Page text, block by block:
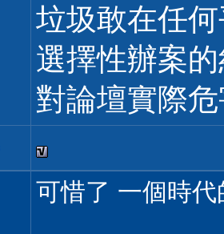
垃圾敢在任
選擇性辦案
對論壇實際
可惜了 一個時代